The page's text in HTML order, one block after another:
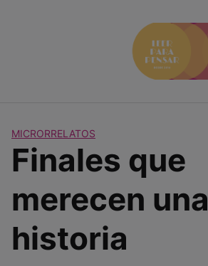
MICRORRELATOS
Finales que
merecen una
historia